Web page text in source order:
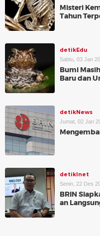
Misteri
Tahun
detikEdu
Sabtu, 03 Jan
Bumi
Baru dan
detikNews
Jumat, 02 Jan
detikInet
Senin, 22 Des
BRIN
an